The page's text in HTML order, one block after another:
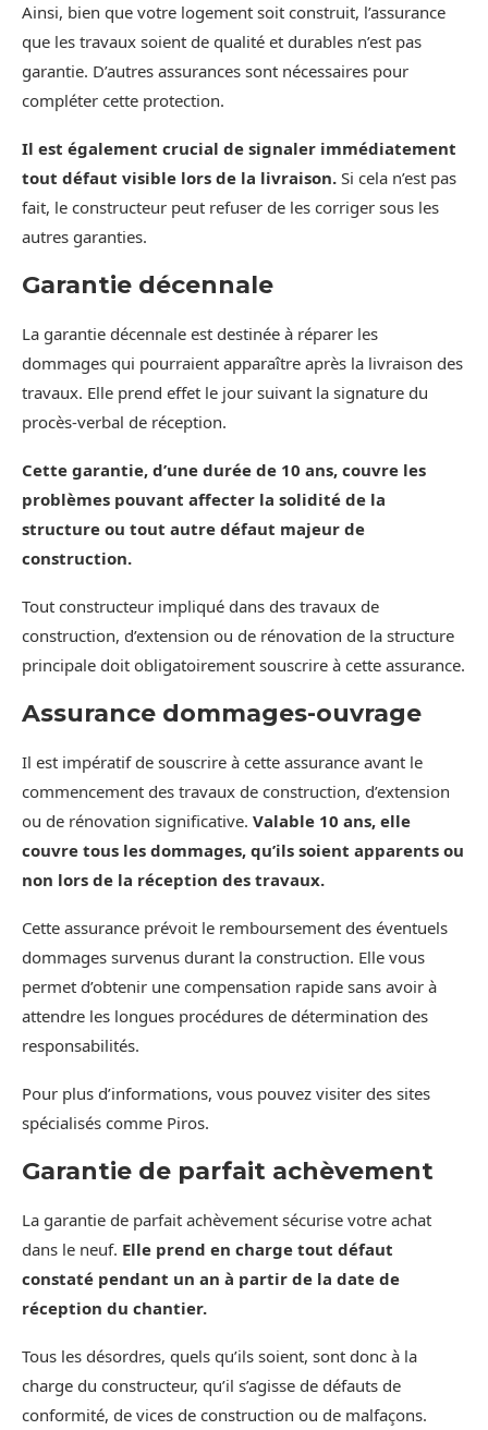
Ainsi, bien que votre logement soit construit, l’assurance
que les travaux soient de qualité et durables n’est pas
garantie. D’autres assurances sont nécessaires pour
compléter cette protection.
Il est également crucial de signaler immédiatement
tout défaut visible lors de la livraison. Si cela n’est pas
fait, le constructeur peut refuser de les corriger sous les
autres garanties.
Garantie décennale
La garantie décennale est destinée à réparer les
dommages qui pourraient apparaître après la livraison des
travaux. Elle prend effet le jour suivant la signature du
procès-verbal de réception.
Cette garantie, d’une durée de 10 ans, couvre les
problèmes pouvant affecter la solidité de la
structure ou tout autre défaut majeur de
construction.
Tout constructeur impliqué dans des travaux de
construction, d’extension ou de rénovation de la structure
principale doit obligatoirement souscrire à cette assurance.
Assurance dommages-ouvrage
Il est impératif de souscrire à cette assurance avant le
commencement des travaux de construction, d’extension
ou de rénovation significative. Valable 10 ans, elle
couvre tous les dommages, qu’ils soient apparents ou
non lors de la réception des travaux.
Cette assurance prévoit le remboursement des éventuels
dommages survenus durant la construction. Elle vous
permet d’obtenir une compensation rapide sans avoir à
attendre les longues procédures de détermination des
responsabilités.
Pour plus d’informations, vous pouvez visiter des sites
spécialisés comme Piros.
Garantie de parfait achèvement
La garantie de parfait achèvement sécurise votre achat
dans le neuf. Elle prend en charge tout défaut
constaté pendant un an à partir de la date de
réception du chantier.
Tous les désordres, quels qu’ils soient, sont donc à la
charge du constructeur, qu’il s’agisse de défauts de
conformité, de vices de construction ou de malfaçons.